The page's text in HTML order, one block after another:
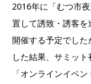
2016年に「むつ市
置して誘致・誘客
開催する予定でし
した結果、サミッ
「オンラインイベ